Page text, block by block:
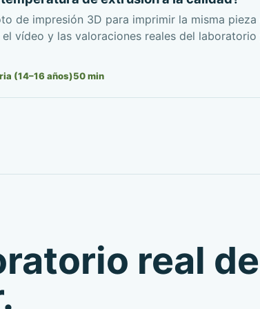
de impresión 3D para imprimir la misma pieza
vídeo y las valoraciones reales del laboratorio
(14–16 años)50min
real